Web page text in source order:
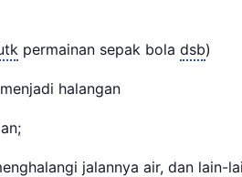
permainan sepak bola dsb)
halangan
jalannya air, dan lain-